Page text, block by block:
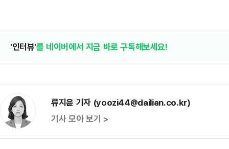
'인터뷰'를 네이버에서 지금 바로 구독해보세요!
류지윤 기자 (yoozi44@dailian.co.kr)
기사 모아 보기 >